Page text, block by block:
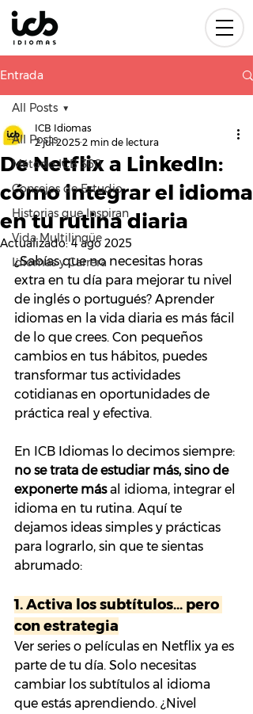
Entrada
All Posts
Método ICB 360
Consejos de Estudio
Historias que Inspiran
Vida Multilingüe
Idiomas y Carrera
All Posts
De Netflix a LinkedIn:
cómo integrar el idioma
en tu rutina diaria
ICB Idiomas
2 jul 2025 2 min de lectura
Actualizado:4 ago 2025
¿Sabías que no necesitas horas
extra en tu día para mejorar tu nivel
de inglés o portugués? Aprender
idiomas en la vida diaria es más fácil
de lo que crees. Con pequeños
cambios en tus hábitos, puedes
transformar tus actividades
cotidianas en oportunidades de
práctica real y efectiva.
En ICB Idiomas lo decimos siempre:
no se trata de estudiar más, sino de
exponerte más al idioma, integrar el
idioma en tu rutina. Aquí te
dejamos ideas simples y prácticas
para lograrlo, sin que te sientas
abrumado:
1. Activa los subtítulos… pero
con estrategia
Ver series o películas en Netflix ya es
parte de tu día. Solo necesitas
cambiar los subtítulos al idioma
que estás aprendiendo. ¿Nivel